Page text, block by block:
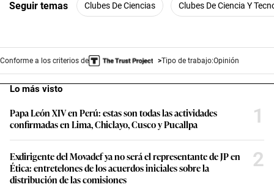
Seguir temas Clubes De Ciencias Clubes De Ciencia Y
Conforme a los criterios de Tipo de trabajo:Opinión
Lo más visto
Papa León XIV en Perú: estas son todas las actividades
confirmadas en Lima, Chiclayo, Cusco y Pucallpa
1
Exdirigente del Movadef ya no será el representante de JP en
Ética: entretelones de los acuerdos iniciales sobre la
distribución de las comisiones
2